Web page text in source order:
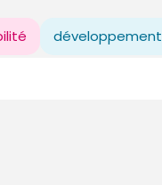
développement